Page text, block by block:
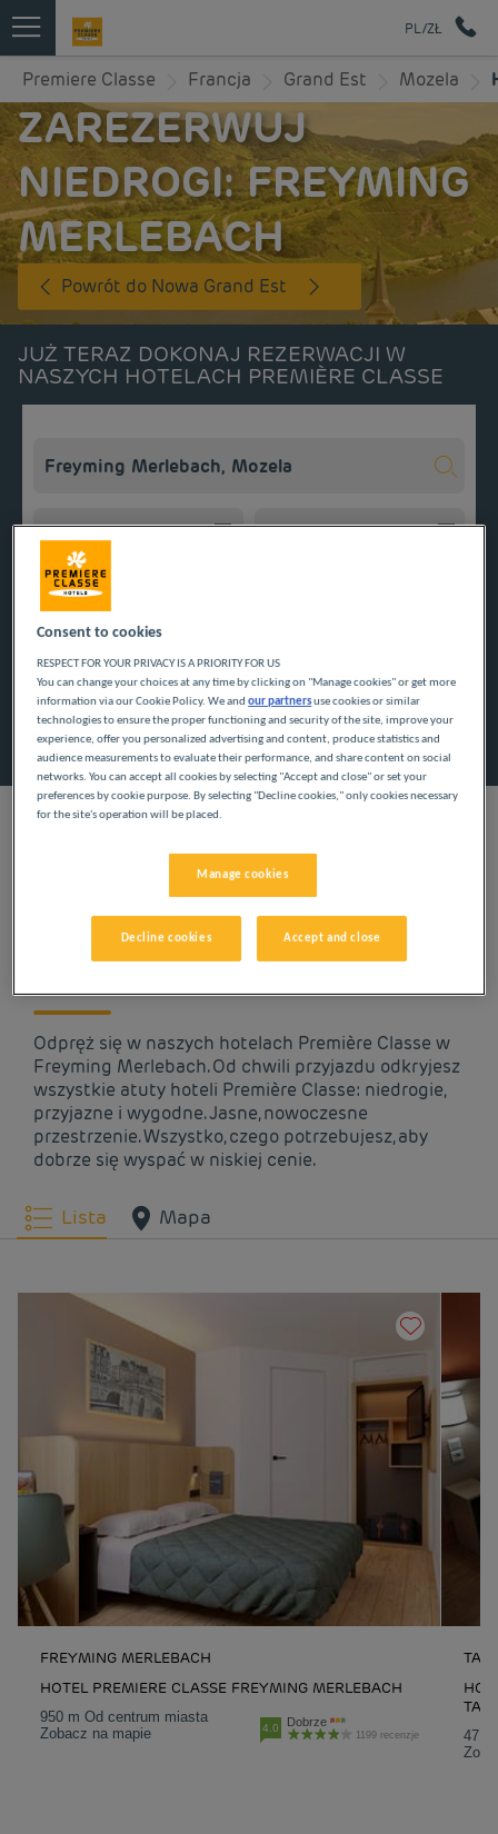
PL/ZŁ
Premiere Classe Francja Grand Est Mozela
ZAREZERWUJ
NIEDROGI: FREYMING
MERLEBACH
Powrót do Nowa Grand Est
JUŻ TERAZ DOKONAJ REZERWACJI W
NASZYCH HOTELACH PREMIÈRE CLASSE
Navigate forward to interact with the calendar and select
Znajdź hotel
Dodaj specjalny kod
NASZE HOTELE W
FREYMING MERLEBACH
W NISKICH CENACH
Odpręż się w naszych hotelach Première Classe w
Freyming Merlebach. Od chwili przyjazdu odkryjesz
wszystkie atuty hoteli Première Classe: niedrogie,
przyjazne i wygodne. Jasne, nowoczesne
przestrzenie. Wszystko, czego potrzebujesz, aby
dobrze się wyspać w niskiej cenie.
Lista Mapa
FREYMING MERLEBACH
HOTEL PREMIERE CLASSE FREYMING MERLEBACH
950 m Od centrum miasta
Zobacz na mapie
4.0 Dobrze
1199 recenzje
47.6
Consent to cookies
RESPECT FOR YOUR PRIVACY IS A PRIORITY FOR US
You can change your choices at any time by clicking on "Manage cookies" or get more
information via our Cookie Policy. We andour partnersuse cookies or similar
technologies to ensure the proper functioning and security of the site, improve your
experience, offer you personalized advertising and content, produce statistics and
audience measurements to evaluate their performance, and share content on social
networks. You can accept all cookies by selecting "Accept and close" or set your
preferences by cookie purpose. By selecting "Decline cookies," only cookies necessary
for the site's operation will be placed.
Manage cookies
Decline cookies Accept and close